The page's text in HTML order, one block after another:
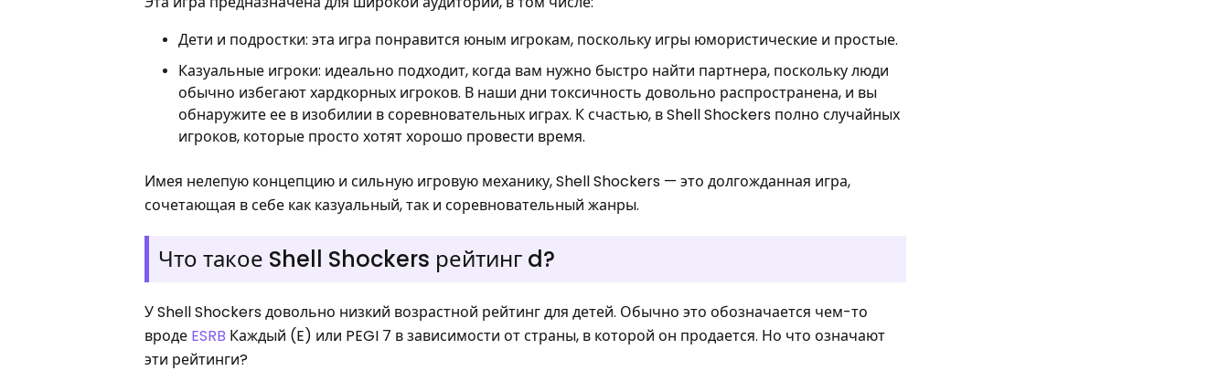
Дети и подростки: эта игра понравится юным игрокам, поскольку игры юмористические и простые.
Казуальные игроки: идеально подходит, когда вам нужно быстро найти партнера, поскольку люди
обычно избегают хардкорных игроков. В наши дни токсичность довольно распространена, и вы
обнаружите ее в изобилии в соревновательных играх. К счастью, в Shell Shockers полно случайных
игроков, которые просто хотят хорошо провести время.
Имея нелепую концепцию и сильную игровую механику, Shell Shockers — это долгожданная игра,
сочетающая в себе как казуальный, так и соревновательный жанры.
Что такое Shell Shockers рейтинг d?
У Shell Shockers довольно низкий возрастной рейтинг для детей. Обычно это обозначается чем-то
вроде ESRB Каждый (E) или PEGI 7 в зависимости от страны, в которой он продается. Но что означают
эти рейтинги?